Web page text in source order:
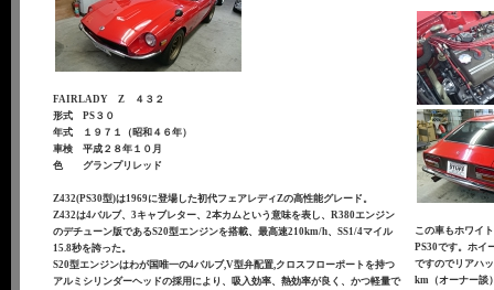
FAIRLADY Z ４３２
形式 PS３０
年式 １９７１（昭和４６年）
車検 平成２８年１０月
色 グランプリレッド
Z432(PS30型)は1969に登場した初代フェアレディZの高性能グレード。
Z432は4バルブ、3キャブレター、2本カムという意味を表し、R380エンジン
のデチューン版であるS20型エンジンを搭載、最高速210km/h、SS1/4マイル
15.8秒を誇った。
S20型エンジンはわが国唯一の4バルブ,V型弁配置,クロスフローポートを持つ
アルミシリンダーヘッドの採用により、吸入効率、熱効率が良く、かつ軽量で
この車もホワイ
PS30です。ホイ
ですのでリアハ
km（オーナー談